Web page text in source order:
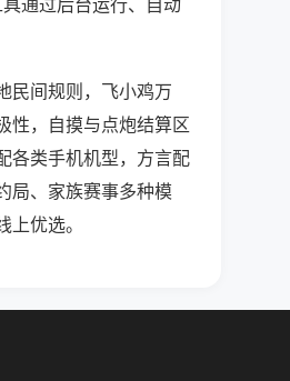
民间规则，飞小鸡万
性，自摸与点炮结算区
各类手机机型，方言配
局、家族赛事多种模
优选。